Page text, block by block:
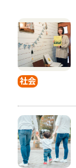
社会